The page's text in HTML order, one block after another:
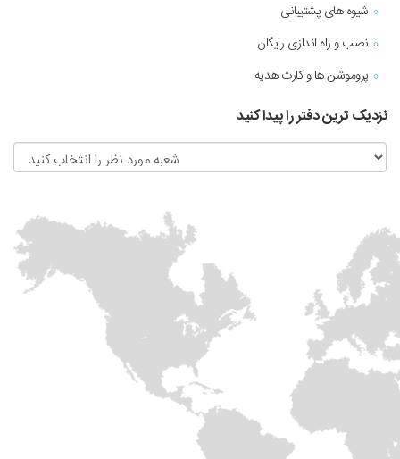
شیوه های پشتیبانی
نصب و راه اندازی رایگان
پروموشن ها و کارت هدیه
نزدیک ترین دفتر را پیدا کنید